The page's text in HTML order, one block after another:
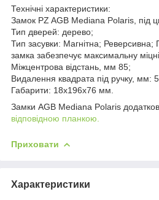
Технічні характеристики:
Замок PZ AGB Mediana Polaris, під
Тип дверей: дерево;
Тип засувки: Магнітна; Реверсивна;
замка забезпечує максимальну
Міжцентрова відстань, мм 85;
Видалення квадрата під ручку, мм:
Габарити: 18x196x76 мм.
Замки AGB Mediana Polaris
відповідною планкою.
Приховати
Характеристики